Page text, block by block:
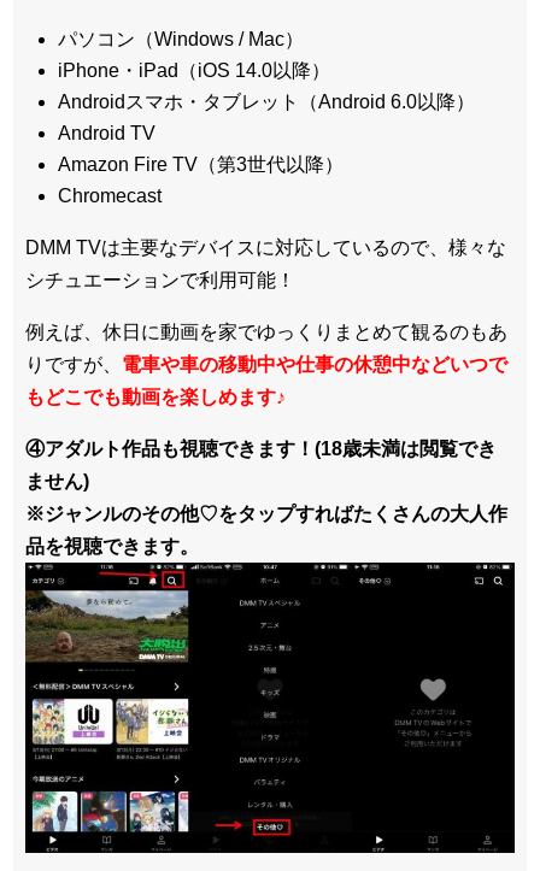
パソコン（Windows / Mac）
iPhone・iPad（iOS 14.0以降）
Androidスマホ・タブレット（Android 6.0以降）
Android TV
Amazon Fire TV（第3世代以降）
Chromecast
DMM TVは主要なデバイスに対応しているので、 様々な
シチュエーションで利用可能！
例えば、休日に動画を家でゆっくりまとめて観るのもあ
りですが、 電車や車の移動中や仕事の休憩中などいつで
もどこでも動画を楽しめます♪
④アダルト作品も視聴できます！(18歳未満は閲覧でき
ません)
※ジャンルのその他♡をタップすればたくさんの大人作
品を視聴できます。